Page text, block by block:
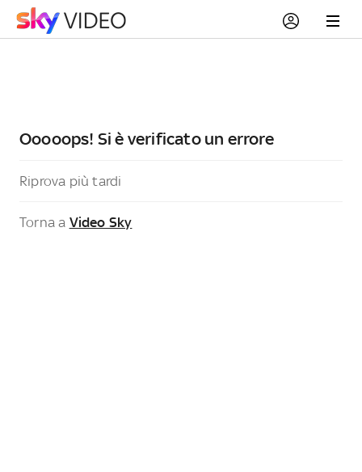
Ooooops! Si è verificato un errore
Riprova più tardi
Torna a Video Sky